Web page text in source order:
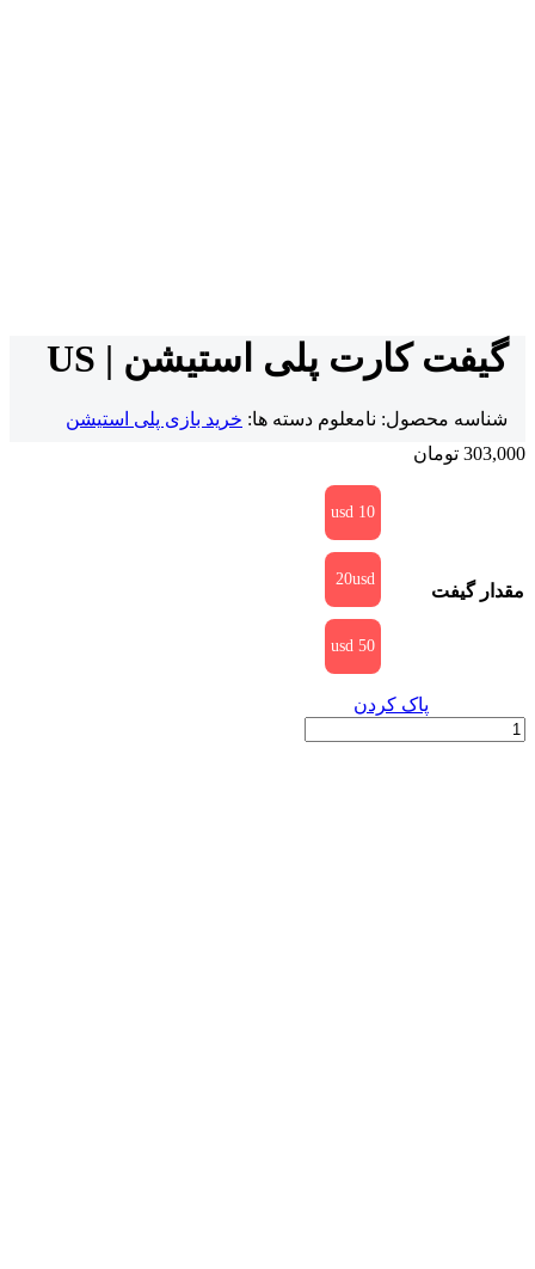
گیفت کارت پلی استیشن | US
شناسه محصول: نامعلوم دسته ها: خرید بازی پلی استیشن
303,000 تومان
مقدار گیفت
10 usd
20usd
50 usd
پاک کردن
گیفت